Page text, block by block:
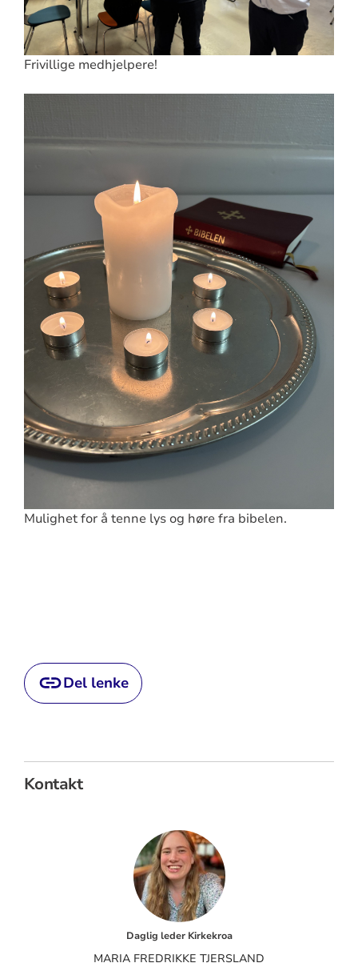
Frivillige medhjelpere!
Mulighet for å tenne lys og høre fra bibelen.
Del lenke
Kontakt
Daglig leder Kirkekroa
MARIA FREDRIKKE TJERSLAND